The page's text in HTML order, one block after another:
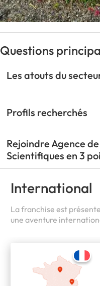
Questions
Les atouts du
Profils recherchés
Rejoindre Agence
Scientifiques en 3
International
La franchise est
une aventure